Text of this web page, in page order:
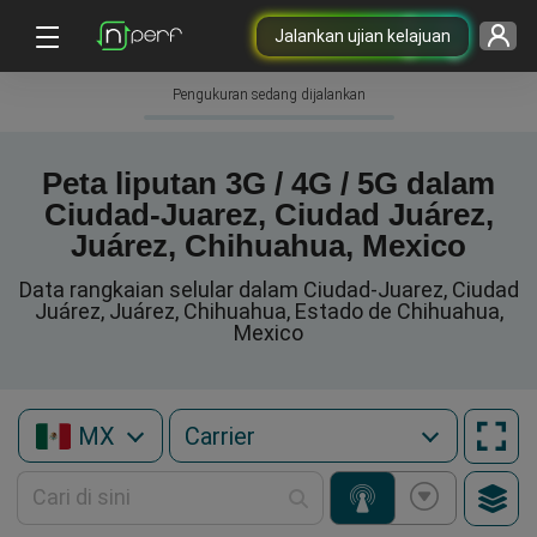
Jalankan ujian kelajuan
Pengukuran sedang dijalankan
Peta liputan 3G / 4G / 5G dalam
Ciudad-Juarez, Ciudad Juárez,
Juárez, Chihuahua, Mexico
Data rangkaian selular dalam Ciudad-Juarez, Ciudad
Juárez, Juárez, Chihuahua, Estado de Chihuahua,
Mexico
MX